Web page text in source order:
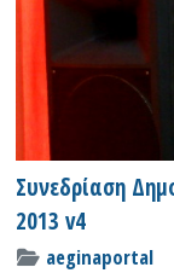
Συνεδρίαση
2013 v4
aeginaportal